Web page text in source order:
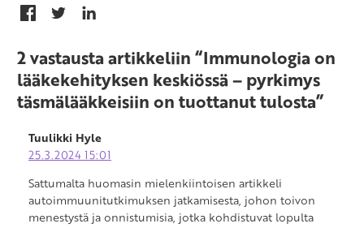
2 vastausta artikkeliin “Immunologia on
lääkekehityksen keskiössä – pyrkimys
täsmälääkkeisiin on tuottanut tulosta”
Tuulikki Hyle
25.3.2024 15:01
Sattumalta huomasin mielenkiintoisen artikkeli
autoimmuunitutkimuksen jatkamisesta, johon toivon
menestystä ja onnistumisia, jotka kohdistuvat lopulta